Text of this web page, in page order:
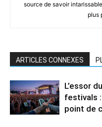
source de savoir
plus
ARTICLES CONNEXES
L’essor
festivals
point de